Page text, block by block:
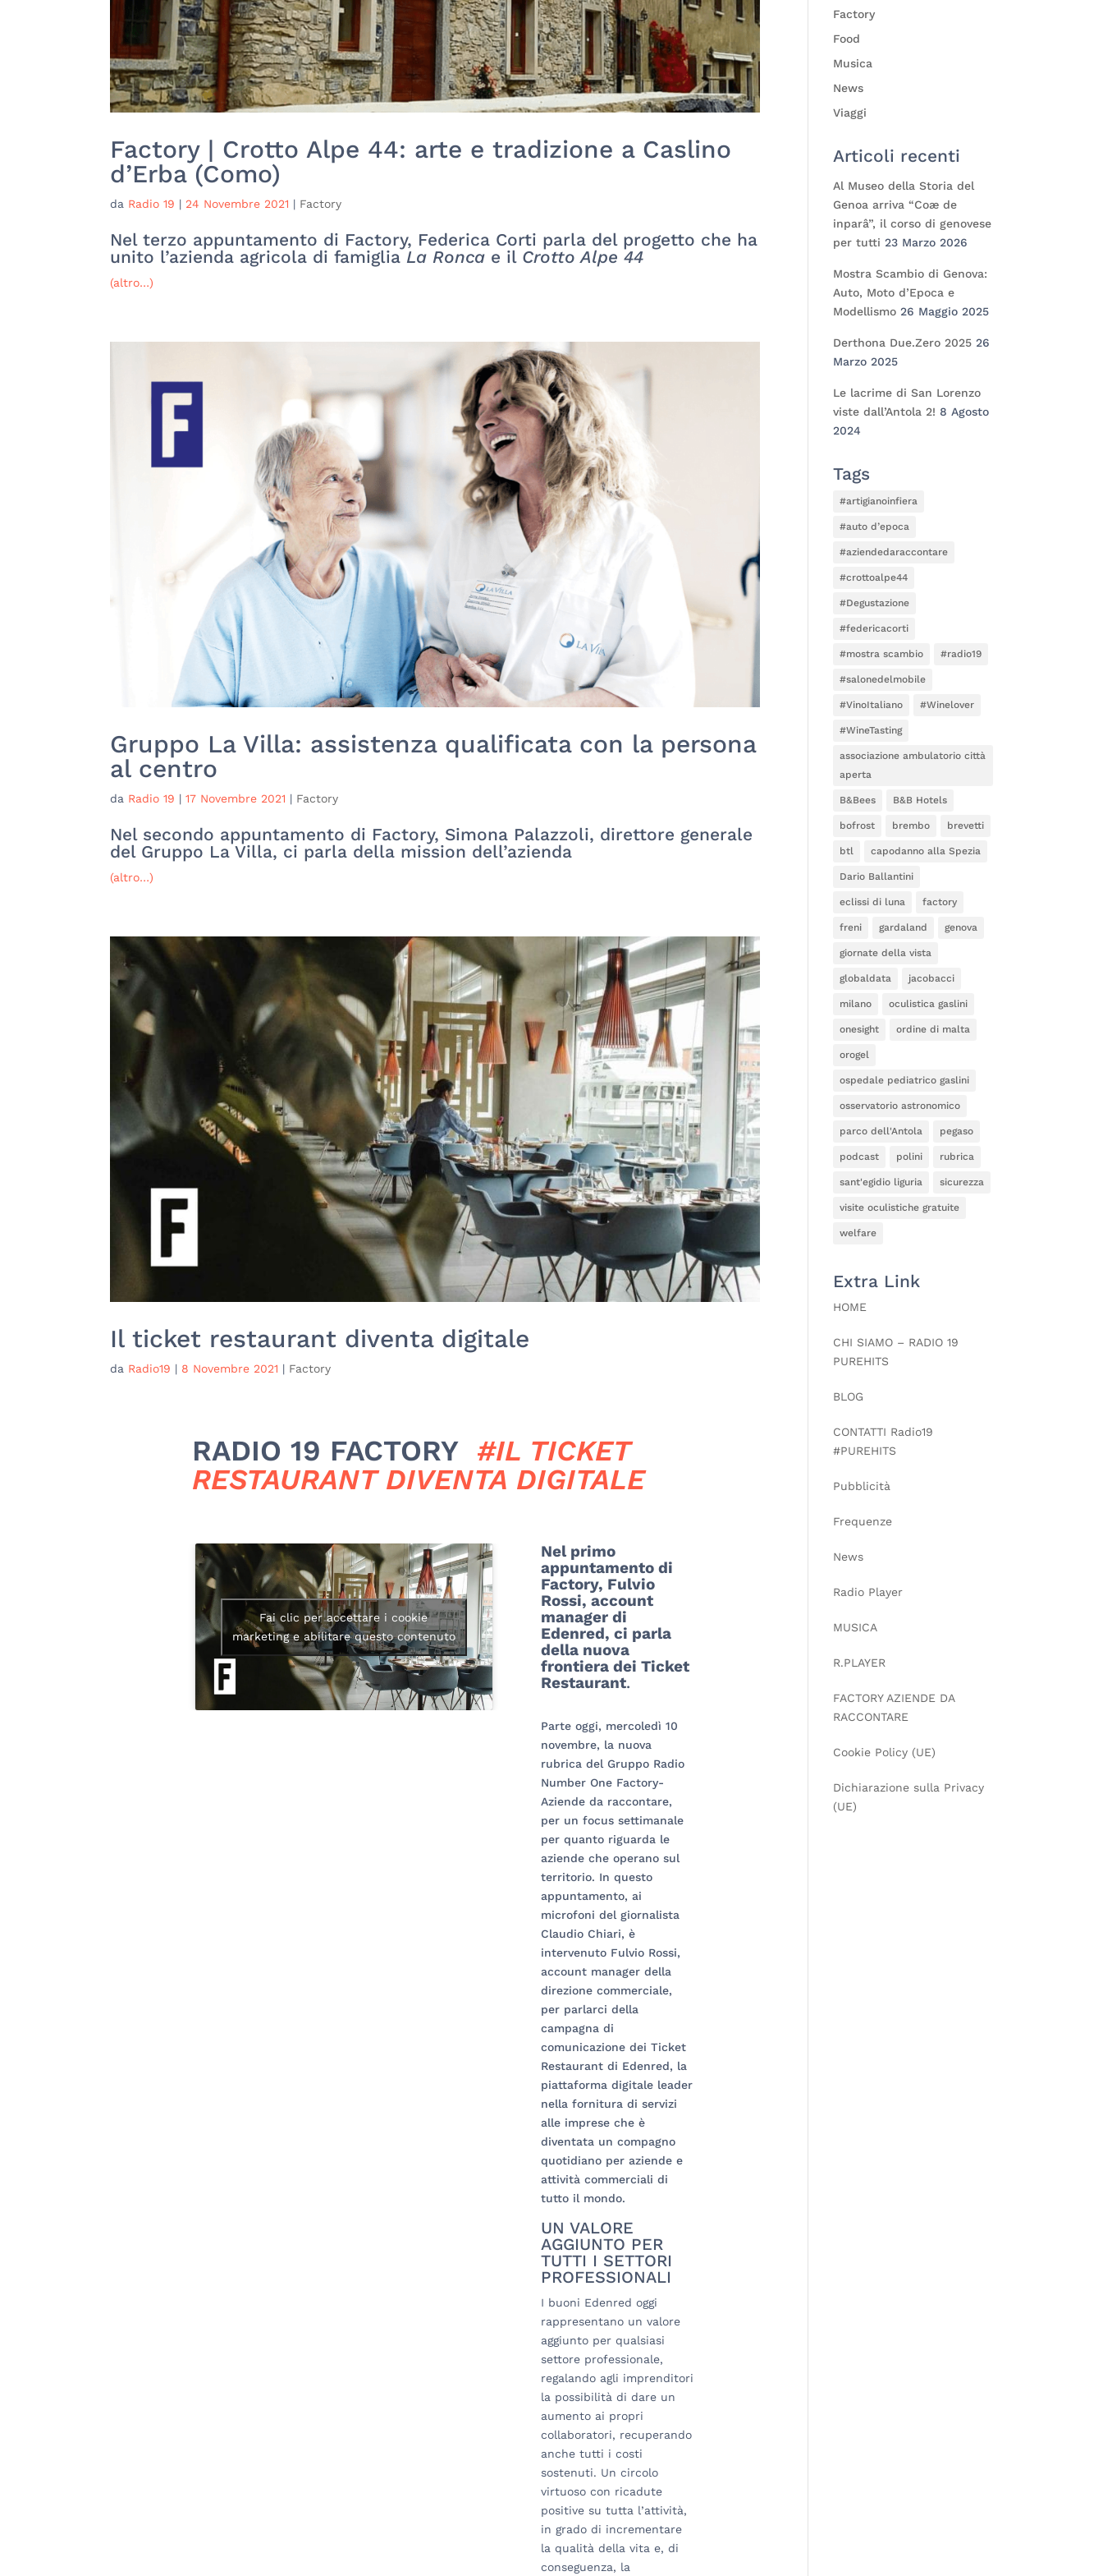
Factory | Crotto Alpe 44: arte e tradizione a Caslino
d’Erba (Como)
da Radio 19 | 24 Novembre 2021 | Factory
Nel terzo appuntamento di Factory, Federica Corti parla del progetto che ha
unito l’azienda agricola di famiglia La Ronca e il Crotto Alpe 44
(altro…)
Gruppo La Villa: assistenza qualificata con la persona
al centro
da Radio 19 |17 Novembre 2021 | Factory
Nel secondo appuntamento di Factory, Simona Palazzoli, direttore generale
del Gruppo La Villa, ci parla della mission dell’azienda
(altro…)
Il ticket restaurant diventa digitale
da Radio19 | 8 Novembre 2021 | Factory
RADIO 19 FACTORY #IL TICKET
RESTAURANT DIVENTA DIGITALE
Fai clic per accettare i cookie
marketing e abilitare questo contenuto
Nel primo
appuntamento di
Factory, Fulvio
Rossi, account
manager di
Edenred, ci parla
della nuova
frontiera dei Ticket
Restaurant.
Parte oggi, mercoledì 10
novembre, la nuova
rubrica del Gruppo Radio
Number One Factory-
Aziende da raccontare,
per un focus settimanale
per quanto riguarda le
aziende che operano sul
territorio. In questo
appuntamento, ai
microfoni del giornalista
Claudio Chiari, è
intervenuto Fulvio Rossi,
account manager della
direzione commerciale,
per parlarci della
campagna di
comunicazione dei Ticket
Restaurant di Edenred, la
piattaforma digitale leader
nella fornitura di servizi
alle imprese che è
diventata un compagno
quotidiano per aziende e
attività commerciali di
tutto il mondo.
UN VALORE
AGGIUNTO PER
TUTTI I SETTORI
PROFESSIONALI
I buoni Edenred oggi
rappresentano un valore
aggiunto per qualsiasi
settore professionale,
regalando agli imprenditori
la possibilità di dare un
aumento ai propri
collaboratori, recuperando
anche tutti i costi
sostenuti. Un circolo
virtuoso con ricadute
positive su tutta l’attività,
in grado di incrementare
la qualità della vita e, di
conseguenza, la
Factory
Food
Musica
News
Viaggi
Articoli recenti
Al Museo della Storia del
Genoa arriva “Coæ de
inparâ”, il corso di genovese
per tutti 23 Marzo 2026
Mostra Scambio di Genova:
Auto, Moto d’Epoca e
Modellismo 26 Maggio 2025
Derthona Due.Zero 2025 26
Marzo 2025
Le lacrime di San Lorenzo
viste dall’Antola 2! 8 Agosto
2024
Tags
#artigianoinfiera
#auto d’epoca
#aziendedaraccontare
#crottoalpe44
#Degustazione
#federicacorti
#mostra scambio #radio19
#salonedelmobile
#VinoItaliano #Winelover
#WineTasting
associazione ambulatorio città
aperta
B&Bees B&B Hotels
bofrost brembo brevetti
btl capodanno alla Spezia
Dario Ballantini
eclissi di luna factory
freni gardaland genova
giornate della vista
globaldata jacobacci
milano oculistica gaslini
onesight ordine di malta
orogel
ospedale pediatrico gaslini
osservatorio astronomico
parco dell'Antola pegaso
podcast polini rubrica
sant'egidio liguria sicurezza
visite oculistiche gratuite
welfare
Extra Link
HOME
CHI SIAMO – RADIO 19
PUREHITS
BLOG
CONTATTI Radio19
#PUREHITS
Pubblicità
Frequenze
News
Radio Player
MUSICA
R.PLAYER
FACTORY AZIENDE DA
RACCONTARE
Cookie Policy (UE)
Dichiarazione sulla Privacy
(UE)